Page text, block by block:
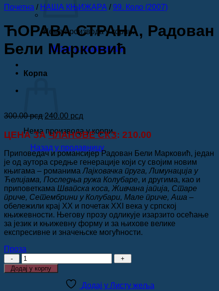
Нема производа у корпи.
Назад у продавницу
Корпа
Нема производа у корпи.
Назад у продавницу
Почетна / НАША КЊИЖАРА / 99. Коло (2007)
ЋОРАВА СТРАНА, Радован
Бели Марковић
300.00рсд Оригинална
је
била:
300.00 рсд.
240.00 рсд
је:
240.00 рсд.
ЦЕНА ЗАЧЛАНОВЕ СКЗ: 210.00
Приповедач и романсијер Радован Бели Марковић, један
је од аутора средње генерације који су својим новим
књигама – романима Лајковачка пруга, Лимунација у
Ћелијама, Последња ружа Колубаре, и другима, као и
приповеткама Швапска коса, Живчана јапија, Старе
приче, Сетембрини у Колубари, Мале приче, Аша –
обележили крај XX и почетак XXI века у српској
књижевности. Његову прозу одликује изарзито осећање
за језик и књижевну форму и за њихове велике
експресивне и значењске могућности.
Проза
ЋОРАВА
СТРАНА,
Радован
Додај у корпу
Додај у Листу жеља